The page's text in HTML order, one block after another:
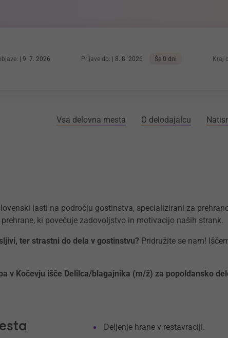
9. 7. 2026 Prijave do: 8. 8. 2026 Še 0 dni Kraj
Vsa delovna mesta O delodajalcu
lasti na področju gostinstva, specializirani za
ki povečuje zadovoljstvo in motivacijo naših strank.
ter strastni do dela v gostinstvu? Pridružite se nam!
v Kočevju išče Delilca/blagajnika (m/ž) za popoldansko
Deljenje hrane v restavraciji.